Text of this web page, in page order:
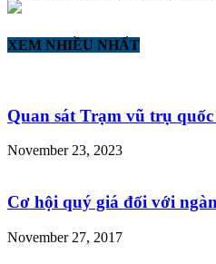
XEM NHIỀU NHẤT
Quan sát Trạm vũ trụ quốc
November 23, 2023
Cơ hội quý giá đối với
November 27, 2017